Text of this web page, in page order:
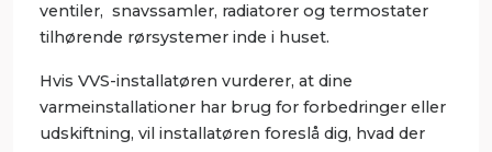
ventiler, snavssamler, radiatorer og termostater
tilhørende rørsystemer inde i huset.
Hvis VVS-installatøren vurderer, at dine
varmeinstallationer har brug for forbedringer eller
udskiftning, vil installatøren foreslå dig, hvad der